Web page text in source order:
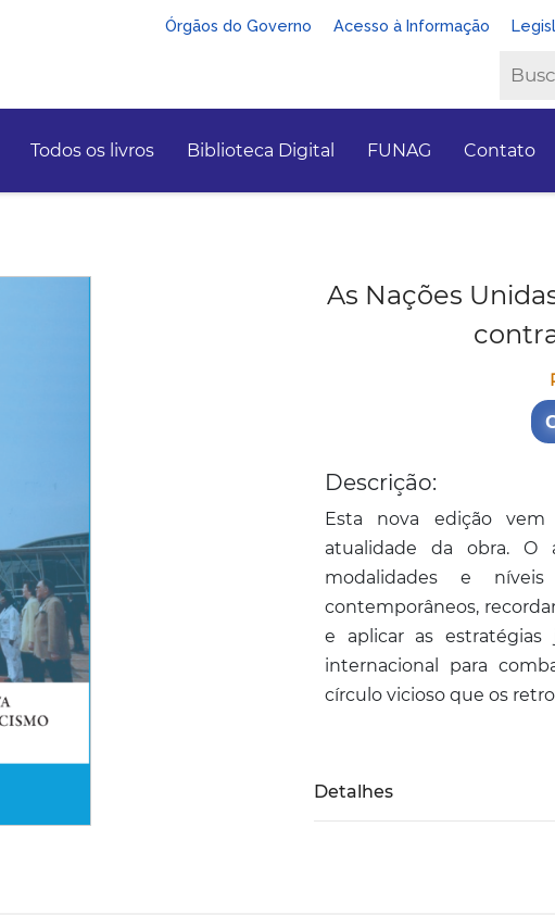
Órgãos do Governo Acesso à Informação
Todos os livros Biblioteca Digital FUNAG Contato
As Nações
Descrição:
Esta nova edição
atualidade da obra.
modalidades e
contemporâneos,
e aplicar as estratégias
internacional para
círculo vicioso que os
Detalhes